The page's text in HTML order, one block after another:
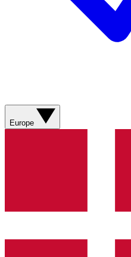
Europe